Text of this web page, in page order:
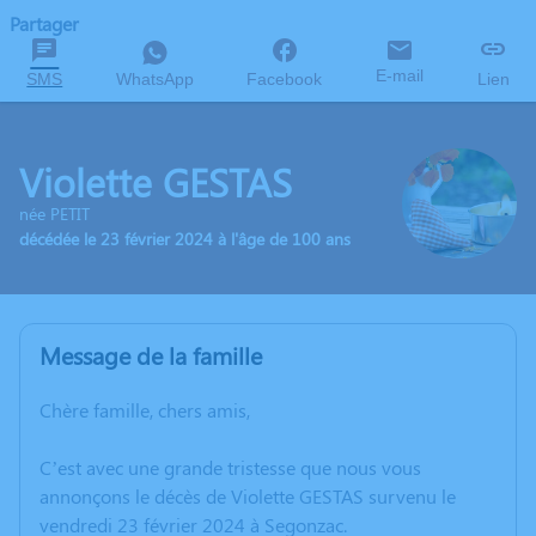
Partager
SMS WhatsApp Facebook E-mail Lien
Violette GESTAS
née PETIT
décédée le 23 février 2024 à l'âge de 100 ans
Message de la famille
Chère famille, chers amis,
C’est avec une grande tristesse que nous vous
annonçons le décès de Violette GESTAS survenu le
vendredi 23 février 2024 à Segonzac.